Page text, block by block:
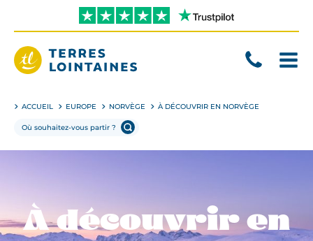
directement
contenu
ACCUEIL EUROPE NORVÈGE À DÉCOUVRIR EN NORVÈGE
À découvrir en